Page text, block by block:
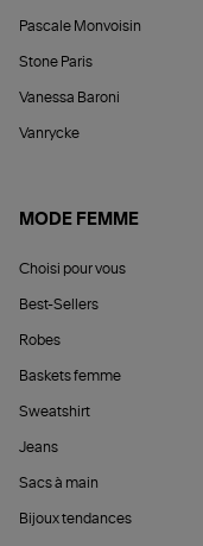
Pascale Monvoisin
Stone Paris
Vanessa Baroni
Vanrycke
MODE FEMME
Choisi pour vous
Best-Sellers
Robes
Baskets femme
Sweatshirt
Jeans
Sacs à main
Bijoux tendances